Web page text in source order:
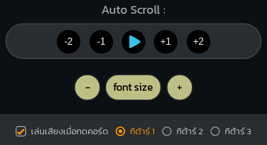
Auto Scroll :
-2 -1 +1 +2
- font size +
เล่นเสียงเมื่อกดคอร์ด กีต้าร์ 1 กีต้าร์ 2 กีต้าร์ 3